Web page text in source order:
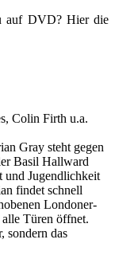
auf DVD? Hier die
Colin Firth u.a.
Gray steht gegen
Basil Hallward
und Jugendlichkeit
findet schnell
Londoner-
alle Türen öffnet.
sondern das